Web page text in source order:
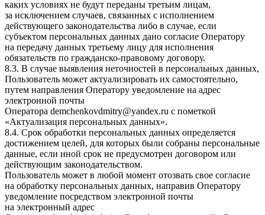
каких условиях не будут переданы третьим лицам,
за исключением случаев, связанных с исполнением
действующего законодательства либо в случае, если
субъектом персональных данных дано согласие Оператору
на передачу данных третьему лицу для исполнения
обязательств по гражданско-правовому договору.
8.3. В случае выявления неточностей в персональных данных,
Пользователь может актуализировать их самостоятельно,
путем направления Оператору уведомление на адрес
электронной почты
Оператора demchenkovdmitry@yandex.ru с пометкой
«Актуализация персональных данных».
8.4. Срок обработки персональных данных определяется
достижением целей, для которых были собраны персональные
данные, если иной срок не предусмотрен договором или
действующим законодательством.
Пользователь может в любой момент отозвать свое согласие
на обработку персональных данных, направив Оператору
уведомление посредством электронной почты
на электронный адрес